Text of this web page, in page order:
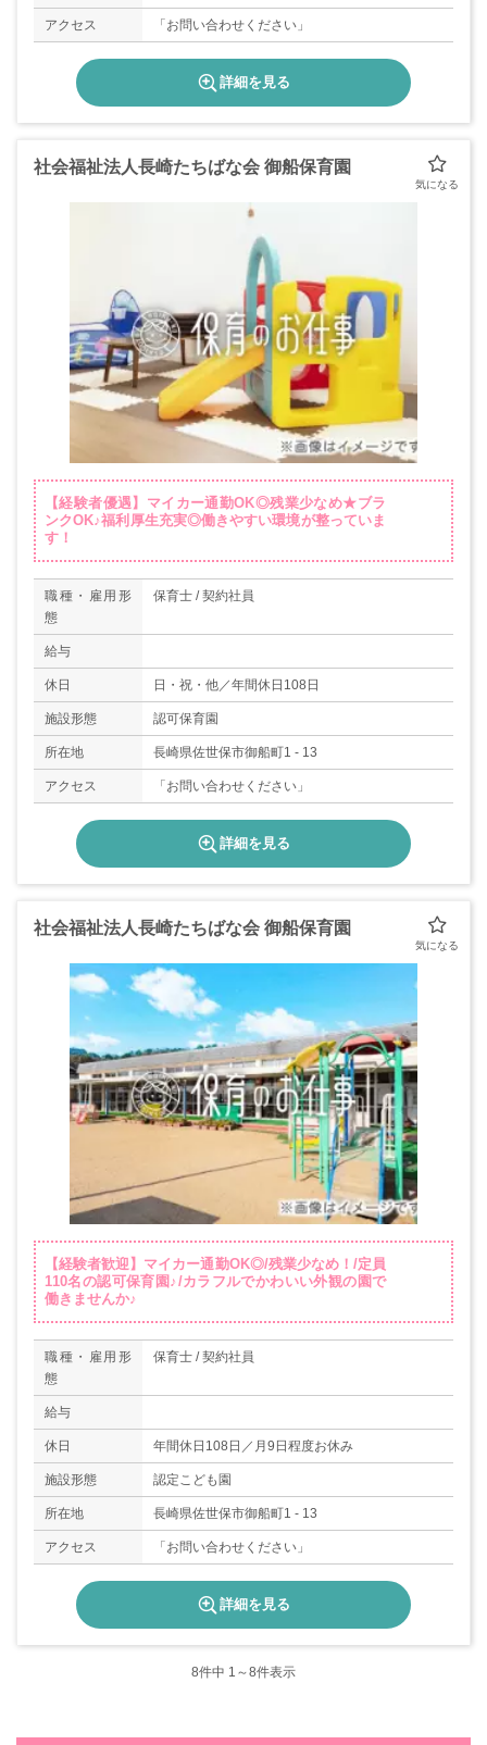
アクセス 「お問い合わせください」
詳細を見る
社会福祉法人長崎たちばな会 御船保育園
【経験者優遇】マイカー通勤OK◎残業少なめ★ブラ
ンクOK♪福利厚生充実◎働きやすい環境が整っていま
す！
職種・雇用形
態
保育士 / 契約社員
給与
休日 日・祝・他／年間休日108日
施設形態 認可保育園
所在地 長崎県佐世保市御船町1 - 13
アクセス 「お問い合わせください」
詳細を見る
社会福祉法人長崎たちばな会 御船保育園
【経験者歓迎】マイカー通勤OK◎/残業少なめ！/定員
110名の認可保育園♪/カラフルでかわいい外観の園で
働きませんか♪
職種・雇用形
態
保育士 / 契約社員
給与
休日 年間休日108日／月9日程度お休み
施設形態 認定こども園
所在地 長崎県佐世保市御船町1 - 13
アクセス 「お問い合わせください」
詳細を見る
8件中 1～8件表示